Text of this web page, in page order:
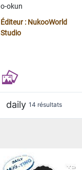
o-okun
Éditeur : NukooWorld
Studio
daily 14 résultats